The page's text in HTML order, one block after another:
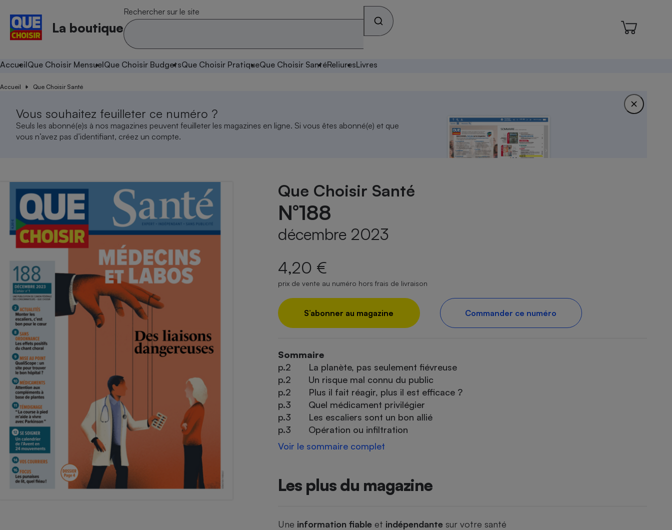
La boutique
Rechercher sur le site
AccueilQue Choisir MensuelQue Choisir BudgetsQue Choisir PratiqueQue Choisir SantéReliuresLivres
Accueil Que Choisir Santé
Vous souhaitez feuilleter ce numéro ?
Seuls les abonné(e)s à nos magazines peuvent feuilleter les magazines en ligne. Si vous êtes abonné(e) et que
vous n’avez pas d’identifiant, créez un compte.
Que Choisir Santé
N°188
décembre 2023
4,20 €
prix de vente au numéro hors frais de livraison
S’abonner au magazine Commander ce numéro
Sommaire
p.2
La planète, pas seulement fiévreuse
p.2
Un risque mal connu du public
p.2
Plus il fait réagir, plus il est efficace ?
p.3
Quel médicament privilégier
p.3
Les escaliers sont un bon allié
p.3
Opération ou infiltration
Voir le sommaire complet
Les plus du magazine
Une information fiable et indépendante sur votre santé